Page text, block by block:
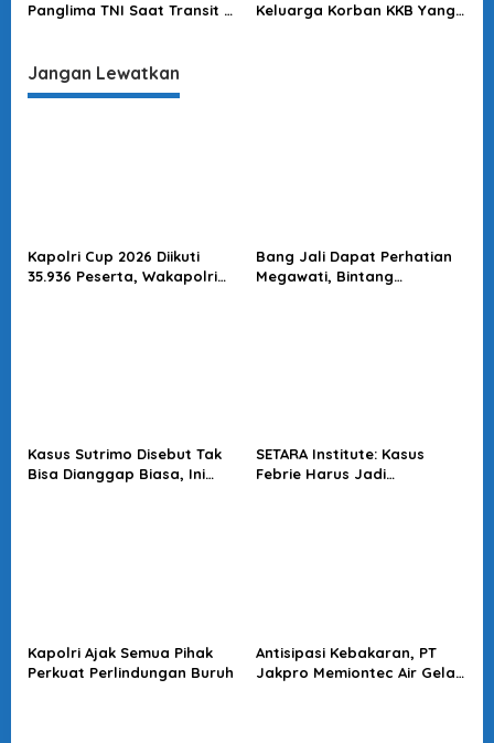
Panglima TNI Saat Transit Di
Keluarga Korban KKB Yang
Jangan Lewatkan
Kapolri Cup 2026 Diikuti
35.936 Peserta, Wakapolri
Bang Jali Dapat Perhatian
Megawati, Bintang
Kasus Sutrimo Disebut Tak
Bisa Dianggap Biasa, Ini
SETARA Institute: Kasus
Febrie Harus Jadi
Kapolri Ajak Semua Pihak
Perkuat Perlindungan Buruh
Antisipasi Kebakaran, PT
Jakpro Memiontec Air Gelar